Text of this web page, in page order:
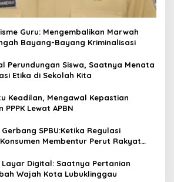
Guru: Mengembalikan Marwah
Bayang-Bayang Kriminalisasi
Perundungan Siswa, Saatnya Menata
Etika di Sekolah Kita
Keadilan, Mengawal Kepastian
Lewat APBN
SPBU:Ketika Regulasi
Membentur Perut Rakyat
Layar Digital: Saatnya Pertanian
Presisi Mengubah Wajah Kota Lubuklinggau